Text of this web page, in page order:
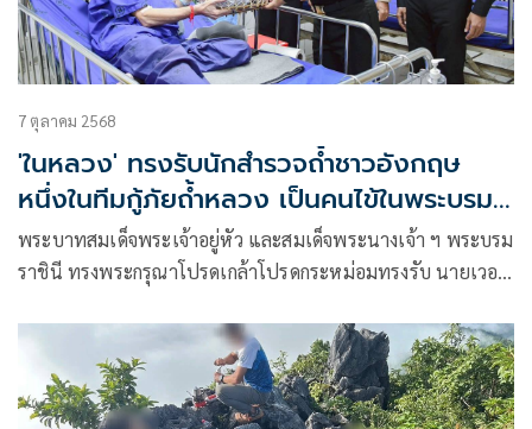
7 ตุลาคม 2568
'ในหลวง' ทรงรับนักสำรวจถ้ำชาวอังกฤษ
หนึ่งในทีมกู้ภัยถ้ำหลวง เป็นคนไข้ในพระบรม
ราชานุเคราะห์
พระบาทสมเด็จพระเจ้าอยู่หัว และสมเด็จพระนางเจ้า ฯ พระบรม
ราชินี ทรงพระกรุณาโปรดเกล้าโปรดกระหม่อมทรงรับ นายเวอร์
โรคปอดอักเสบ และเข้ารักษาตัวอยู่ที่โรงพยาบาลแม่จัน อำเภอ
แม่จัน จังหวัดเชียงราย ไว้เป็นคนไข้ในพระบรมราชานุเคราะห์